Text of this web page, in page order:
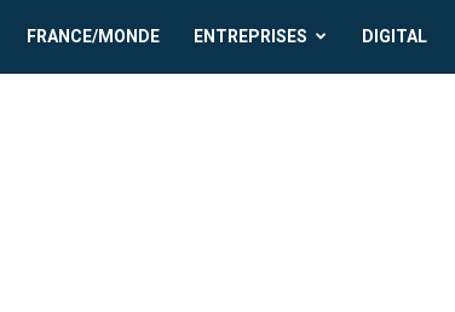
FRANCE/MONDE ENTREPRISES DIGITAL